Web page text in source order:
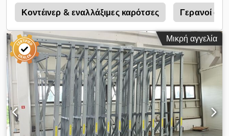
aftó, boreíte na exoikonomísete éos kai 75% tou chórou,
epeidí óla ta syrtária eínai parállila metaxý tous kai eínai
fthiná móno 10 chiliostá. Prosféroume diáfores ekdóseis
kai choritikótita fórtosis, kai metá apó allagés stin katástasi
leitourgías, mia apothíki me diaforetikés paramétrous, to
átomo kai tis synthíkes ton epithymión sas. To periodikó
synistátai idiaítera se gyalí, pétra, épipla kai diafimistikés
etaireíes kai exartátai epísis apó tin programmatisméni
periochí kalliérgeias.
Κοντέινερ & εναλλάξιμες καρότσες Γερανοί
Μικρή αγγελία